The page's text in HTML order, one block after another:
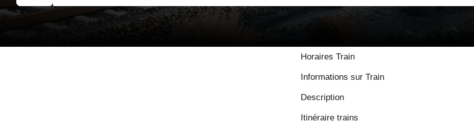
Horaires Train
Informations sur Train
Description
Itinéraire trains